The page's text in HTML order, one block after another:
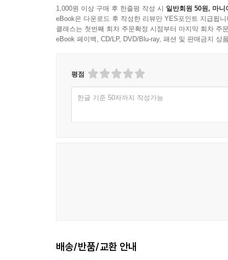
1,000원 이상 구매 후 한줄평 작성 시 일반회원 50원, 마니
eBook은 다운로드 후 작성한 리뷰만 YES포인트 지급됩니
클래스는 첫번째 회차 주문확정 시점부터 마지막 회차 주
eBook 페이백, CD/LP, DVD/Blu-ray, 패션 및 판매금지 상
평점
한글 기준 50자까지 작성가능
배송/반품/교환 안내